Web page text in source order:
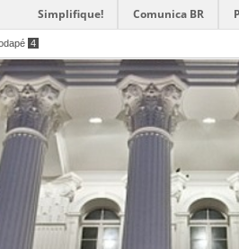
Simplifique! Comunica BR
4